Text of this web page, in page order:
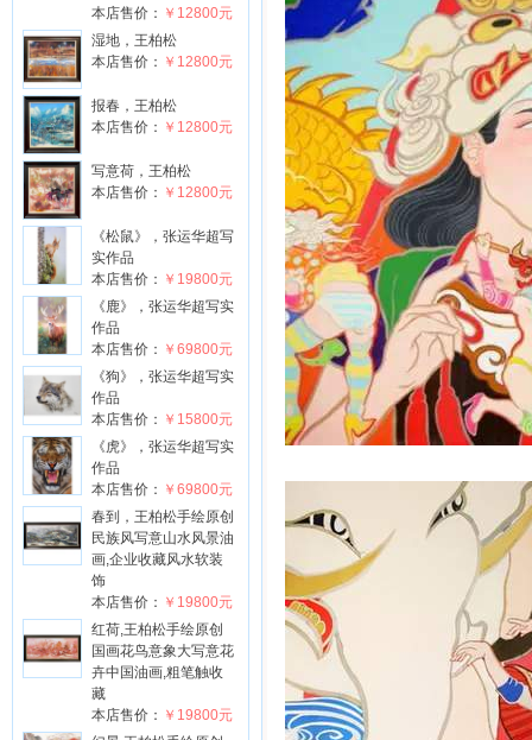
本店售价： ￥12800元
湿地，王柏松
本店售价： ￥12800元
报春，王柏松
本店售价： ￥12800元
写意荷，王柏松
本店售价： ￥12800元
《松鼠》，张运华超写
实作品
本店售价： ￥19800元
《鹿》，张运华超写实
作品
本店售价： ￥69800元
《狗》，张运华超写实
作品
本店售价： ￥15800元
《虎》，张运华超写实
作品
本店售价： ￥69800元
春到，王柏松手绘原创
民族风写意山水风景油
画,企业收藏风水软装
饰
本店售价： ￥19800元
红荷,王柏松手绘原创
国画花鸟意象大写意花
卉中国油画,粗笔触收
藏
本店售价： ￥19800元